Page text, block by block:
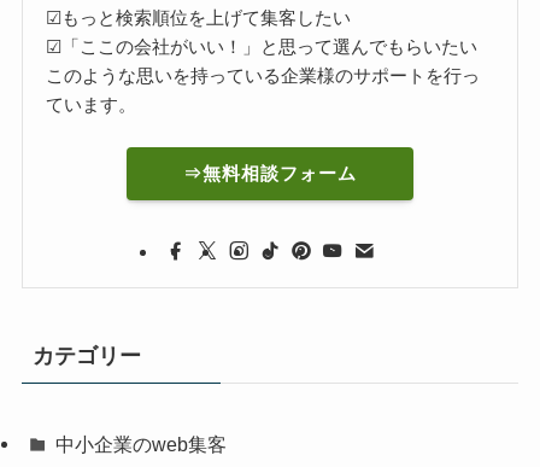
☑もっと検索順位を上げて集客したい
☑「ここの会社がいい！」と思って選んでもらいたい
このような思いを持っている企業様のサポートを行っ
ています。
⇒無料相談フォーム
カテゴリー
中小企業のweb集客